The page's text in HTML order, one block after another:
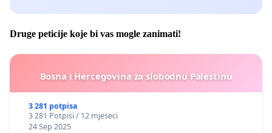
Druge peticije koje bi vas mogle zanimati!
Bosna i Hercegovina za slobodnu Palestinu
3 281 potpisa
3 281 Potpisi / 12 mjeseci
24 Sep 2025